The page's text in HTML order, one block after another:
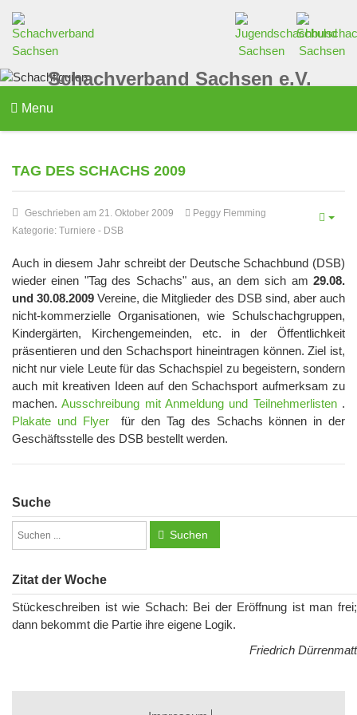
Schachverband Sachsen e.V.
Menu
TAG DES SCHACHS 2009
Geschrieben am 21. Oktober 2009
Peggy Flemming
Kategorie: Turniere - DSB
Auch in diesem Jahr schreibt der Deutsche Schachbund (DSB)
wieder einen "Tag des Schachs" aus, an dem sich am 29.08.
und 30.08.2009 Vereine, die Mitglieder des DSB sind, aber auch
nicht-kommerzielle Organisationen, wie Schulschachgruppen,
Kindergärten, Kirchengemeinden, etc. in der Öffentlichkeit
präsentieren und den Schachsport hineintragen können. Ziel ist,
nicht nur viele Leute für das Schachspiel zu begeistern, sondern
auch mit kreativen Ideen auf den Schachsport aufmerksam zu
machen.Ausschreibung mit Anmeldung und Teilnehmerlisten.
Plakate und Flyerfür den Tag des Schachs können in der
Geschäftsstelle des DSB bestellt werden.
Suche
Suchen
Zitat der Woche
Stückeschreiben ist wie Schach: Bei der Eröffnung ist man frei;
dann bekommt die Partie ihre eigene Logik.
Friedrich Dürrenmatt